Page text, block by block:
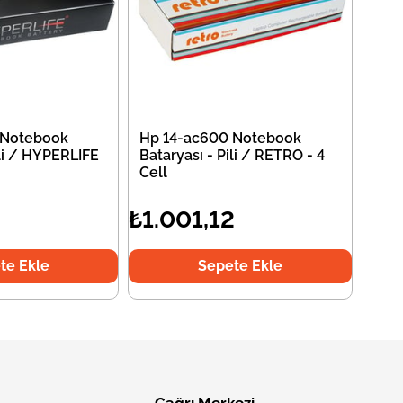
/ HYPERLIFE
Ekle
Hp 14-ac600 Notebook
Bataryası - Pili / RETRO - 4
Cell
₺1.001,12
Sepete Ekle